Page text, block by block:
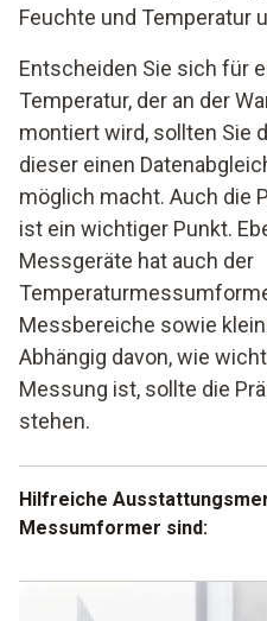
Feuchte und Temperatur
Entscheiden Sie sich für
Temperatur, der an der
montiert wird, sollten Sie
dieser einen
möglich macht. Auch die
ist ein wichtiger Punkt.
Messgeräte hat auch der
Messbereiche sowie
Abhängig davon, wie
Messung ist, sollte die
stehen.
Hilfreiche
Messumformer sind:
Hohe Präzision bei den